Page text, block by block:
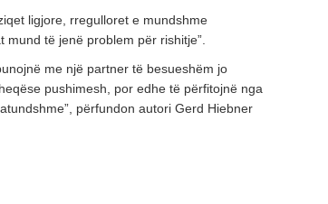
ligjore, rregulloret e mundshme
mund të jenë problem për rishitje”.
me një partner të besueshëm jo
pushimesh, por edhe të përfitojnë nga
përfundon autori Gerd Hiebner